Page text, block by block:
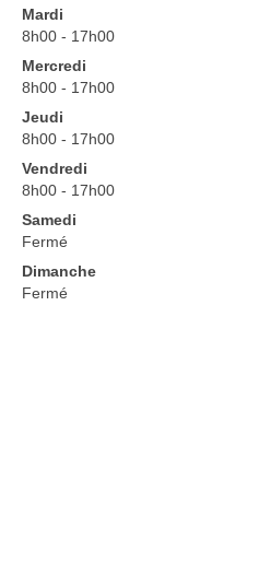
Mardi
8h00 - 17h00
Mercredi
8h00 - 17h00
Jeudi
8h00 - 17h00
Vendredi
8h00 - 17h00
Samedi
Fermé
Dimanche
Fermé